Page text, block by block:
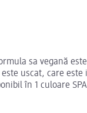
sa vegană
uscat, care
în 1 culoare